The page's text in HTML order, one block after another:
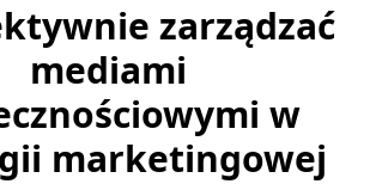
zarządzać
mediami
w
marketingowej